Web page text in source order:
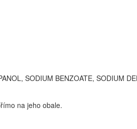
SODIUM BENZOATE, SODIUM
na jeho obale.